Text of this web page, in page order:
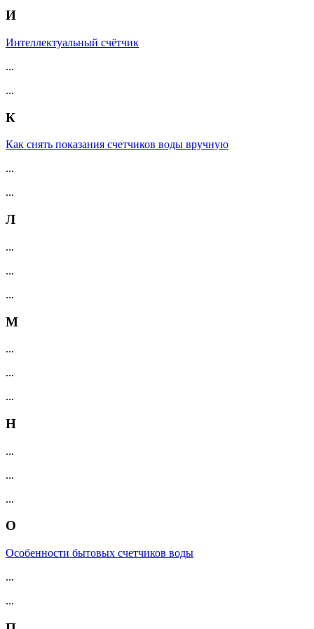
И
Интеллектуальный счётчик
...
...
К
Как снять показания счетчиков воды вручную
...
...
Л
...
...
...
М
...
...
...
Н
...
...
...
О
Особенности бытовых счетчиков воды
...
...